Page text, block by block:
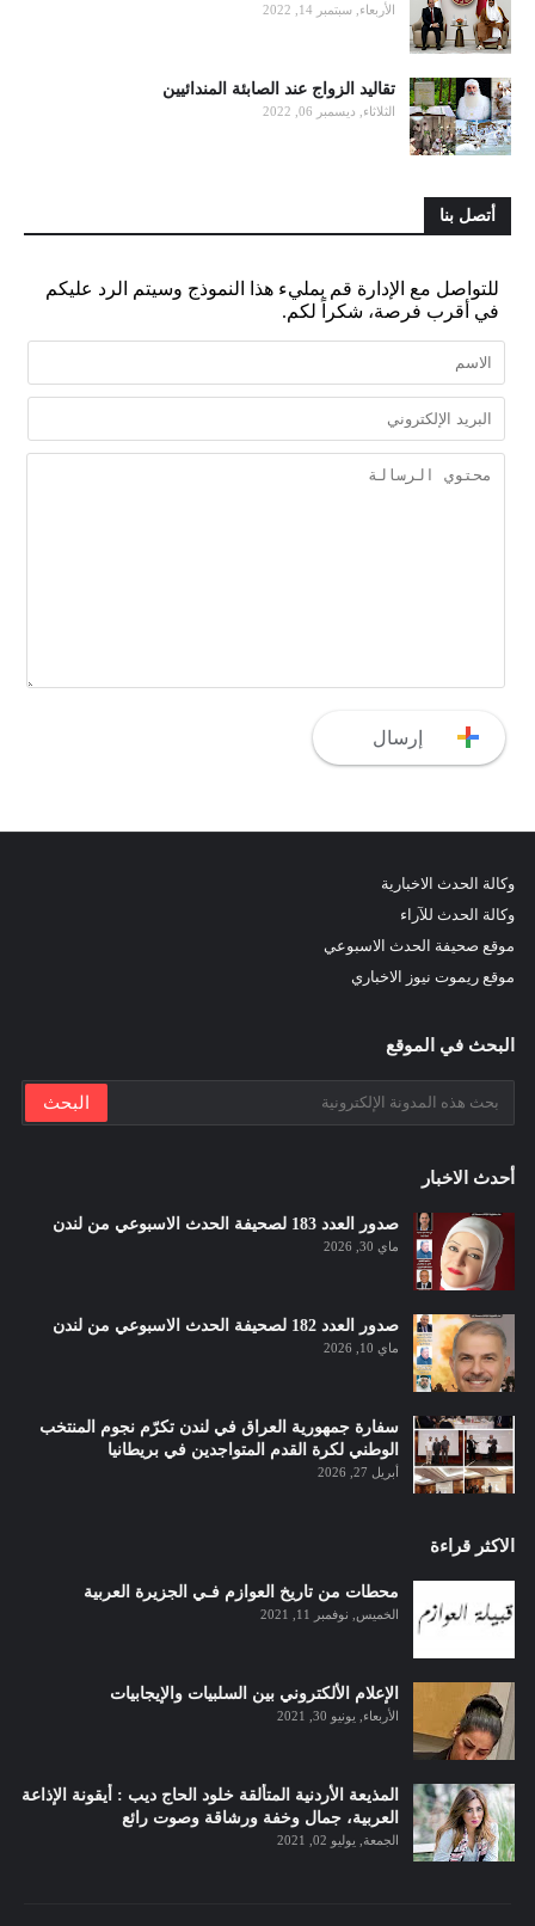
الأربعاء, سبتمبر 14, 2022
تقاليد الزواج عند الصابئة المندائيين
الثلاثاء, ديسمبر 06, 2022
أتصل بنا
للتواصل مع الإدارة قم بمليء هذا النموذج وسيتم الرد عليكم
في أقرب فرصة، شكراً لكم.
وكالة الحدث الاخبارية
وكالة الحدث للآراء
موقع صحيفة الحدث الاسبوعي
موقع ريموت نيوز الاخباري
البحث في الموقع
أحدث الاخبار
صدور العدد 183 لصحيفة الحدث الاسبوعي من لندن
ماي 30, 2026
صدور العدد 182 لصحيفة الحدث الاسبوعي من لندن
ماي 10, 2026
سفارة جمهورية العراق في لندن تكرّم نجوم المنتخب
الوطني لكرة القدم المتواجدين في بريطانيا
أبريل 27, 2026
الاكثر قراءة
محطات من تاريخ العوازم فـي الجزيرة العربية
الخميس, نوفمبر 11, 2021
الإعلام الألكتروني بين السلبيات والإيجابيات
الأربعاء, يونيو 30, 2021
المذيعة الأردنية المتألقة خلود الحاج ديب : أيقونة الإذاعة
العربية، جمال وخفة ورشاقة وصوت رائع
الجمعة, يوليو 02, 2021